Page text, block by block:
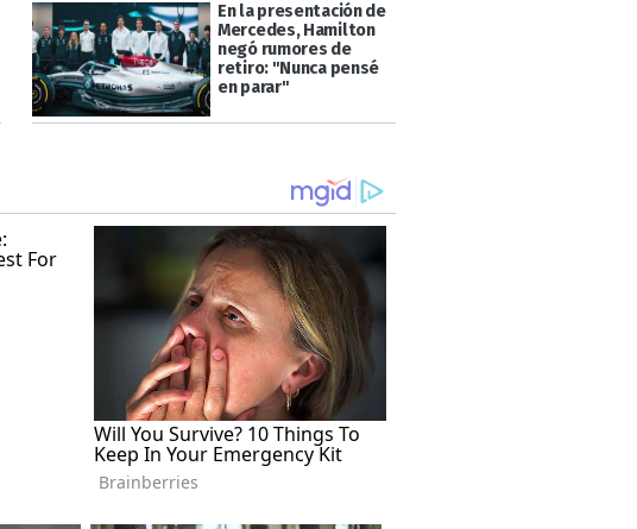
En la presentación de
Mercedes, Hamilton
negó rumores de
retiro: "Nunca pensé
en parar"